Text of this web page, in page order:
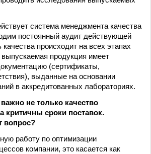
система менеджмента качества
постоянный аудит действующей
происходит на всех этапах
продукция имеет
(сертификаты,
выданные на основании
в аккредитованных лабораториях.
не только качество
критичны сроки поставок.
вопрос?
работу по оптимизации
компании, это касается как